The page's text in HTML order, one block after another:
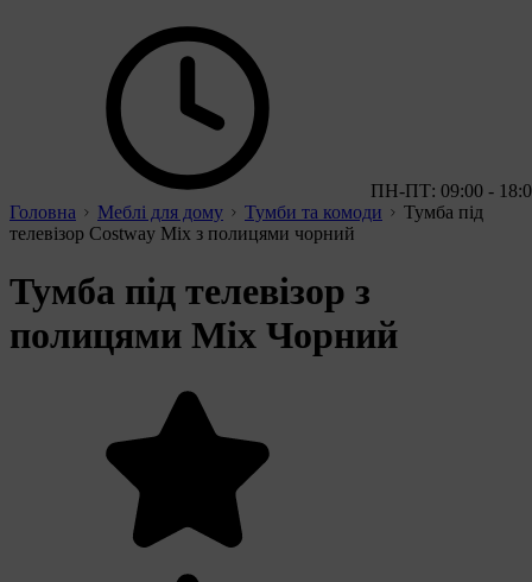
ПН-ПТ: 09:00 -
Головна
Меблі для дому Тумби та комоди
Тумба під
телевізор Costway Mix з полицями чорний
Тумба під телевізор з
полицями Mix Чорний